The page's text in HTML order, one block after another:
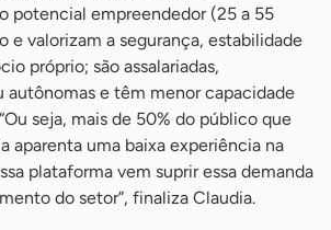
potencial empreendedor (25 a 55
e valorizam a segurança, estabilidade
próprio; são assalariadas,
autônomas e têm menor capacidade
seja, mais de 50% do público que
aparenta uma baixa experiência na
plataforma vem suprir essa demanda
do setor”, finaliza Claudia.